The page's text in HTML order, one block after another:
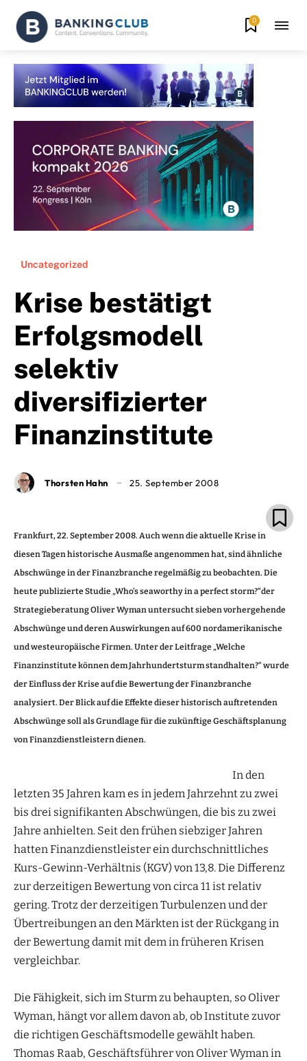
0
Uncategorized
Krise bestätigt
Erfolgsmodell
selektiv
diversifizierter
Finanzinstitute
Thorsten Hahn 25. September 2008
Frankfurt, 22. September 2008. Auch wenn die aktuelle Krise in
diesen Tagen historische Ausmaße angenommen hat, sind ähnliche
Abschwünge in der Finanzbranche regelmäßig zu beobachten. Die
heute publizierte Studie „Who’s seaworthy in a perfect storm?“der
Strategieberatung Oliver Wyman untersucht sieben vorhergehende
Abschwünge und deren Auswirkungen auf 600 nordamerikanische
und westeuropäische Firmen. Unter der Leitfrage „Welche
Finanzinstitute können dem Jahrhundertsturm standhalten?“ wurde
der Einfluss der Krise auf die Bewertung der Finanzbranche
analysiert. Der Blick auf die Effekte dieser historisch auftretenden
Abschwünge soll als Grundlage für die zukünftige Geschäftsplanung
von Finanzdienstleistern dienen.
In den
letzten 35 Jahren kam es in jedem Jahrzehnt zu zwei
bis drei signifikanten Abschwüngen, die bis zu zwei
Jahre anhielten. Seit den frühen siebziger Jahren
hatten Finanzdienstleister ein durchschnittliches
Kurs-Gewinn-Verhältnis (KGV) von 13,8. Die Differenz
zur derzeitigen Bewertung von circa 11 ist relativ
gering. Trotz der derzeitigen Turbulenzen und der
Übertreibungen an den Märkten ist der Rückgang in
der Bewertung damit mit dem in früheren Krisen
vergleichbar.
Die Fähigkeit, sich im Sturm zu behaupten, so Oliver
Wyman, hängt vor allem davon ab, ob Institute zuvor
die richtigen Geschäftsmodelle gewählt haben.
Thomas Raab, Geschäftsführer von Oliver Wyman in